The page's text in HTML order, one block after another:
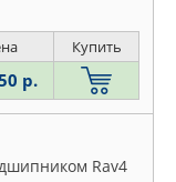
Купить
р.
Rav4